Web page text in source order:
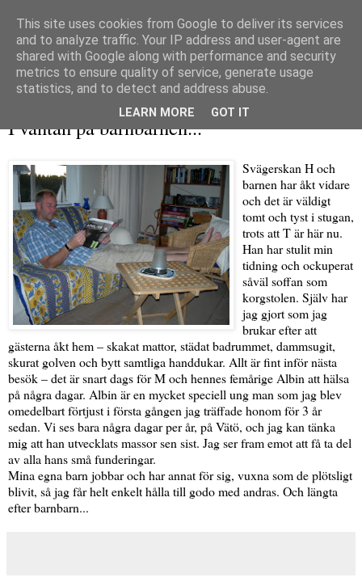
I väntan på barnbarnen...
Svägerskan H och
barnen har åkt vidare
och det är väldigt
tomt och tyst i stugan,
trots att T är här nu.
Han har stulit min
tidning och ockuperat
såväl soffan som
korgstolen. Själv har
jag gjort som jag
brukar efter att
gästerna åkt hem – skakat mattor, städat badrummet, dammsugit,
skurat golven och bytt samtliga handdukar. Allt är fint inför nästa
besök – det är snart dags för M och hennes femårige Albin att hälsa
på några dagar. Albin är en mycket speciell ung man som jag blev
omedelbart förtjust i första gången jag träffade honom för 3 år
sedan. Vi ses bara några dagar per år, på Vätö, och jag kan tänka
mig att han utvecklats massor sen sist. Jag ser fram emot att få ta del
av alla hans små funderingar.
Mina egna barn jobbar och har annat för sig, vuxna som de plötsligt
blivit, så jag får helt enkelt hålla till godo med andras. Och längta
efter barnbarn...
This site uses cookies from Google to deliver its services
and to analyze traffic. Your IP address and user-agent are
shared with Google along with performance and security
metrics to ensure quality of service, generate usage
statistics, and to detect and address abuse.
LEARN MORE GOT IT